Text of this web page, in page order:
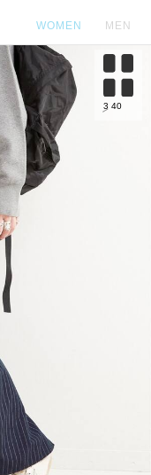
WOMEN MEN
3 40